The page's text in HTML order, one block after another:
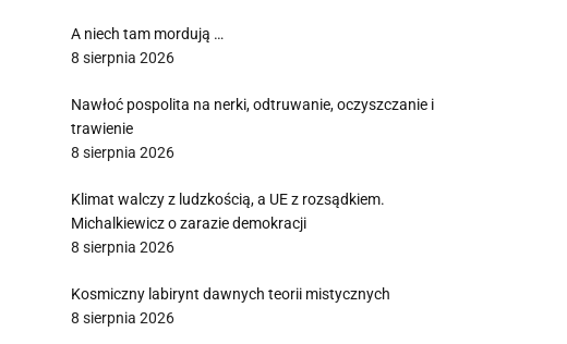
A niech tam mordują …
8 sierpnia 2026
Nawłoć pospolita na nerki, odtruwanie, oczyszczanie i
trawienie
8 sierpnia 2026
Klimat walczy z ludzkością, a UE z rozsądkiem.
Michalkiewicz o zarazie demokracji
8 sierpnia 2026
Kosmiczny labirynt dawnych teorii mistycznych
8 sierpnia 2026